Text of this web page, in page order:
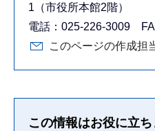
1（市役所本館2階）
電話：025-226-3009
このページの作成担
この情報はお役に立ち